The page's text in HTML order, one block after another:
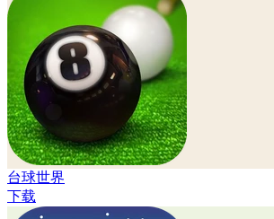
台球世界
下载